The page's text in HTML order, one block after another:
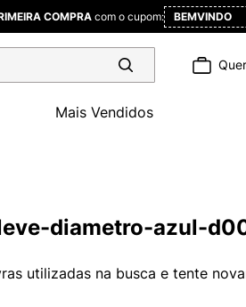
COMPRAcom o cupom: BEMVINDO
Mais Vendidos
diametro-azul-